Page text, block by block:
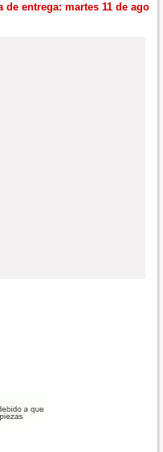
de entrega: martes 11 de ago